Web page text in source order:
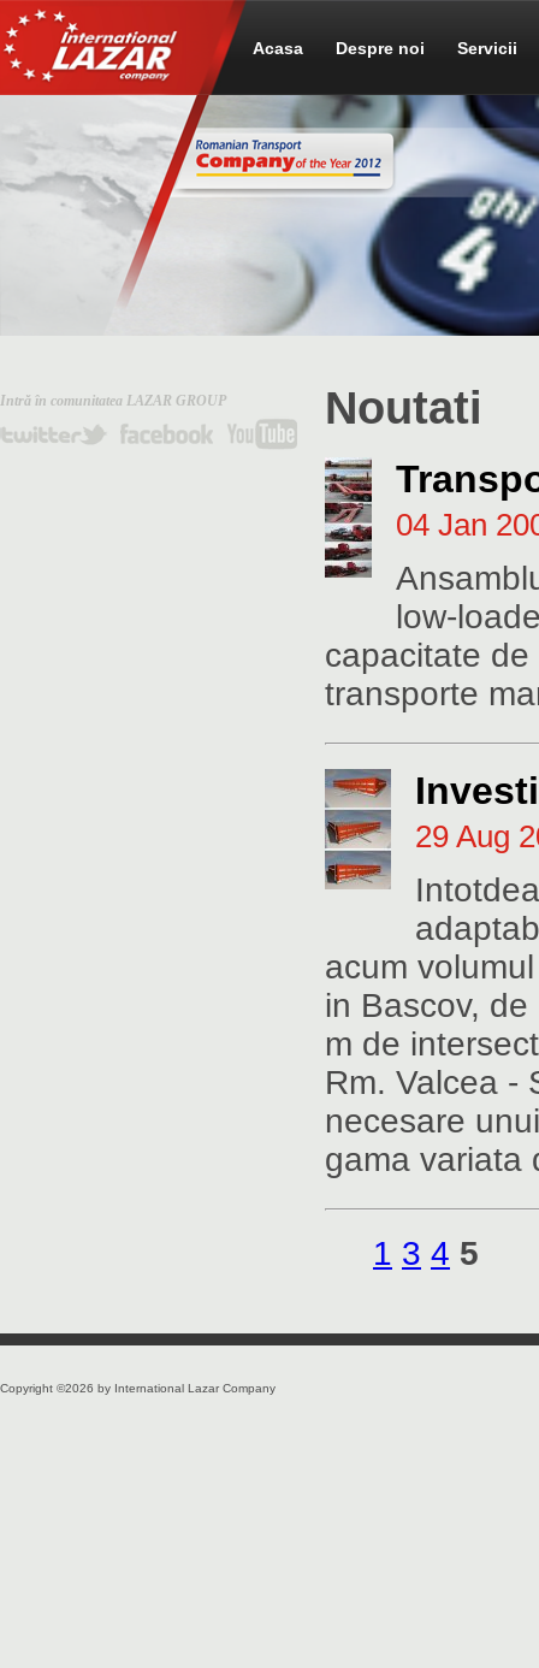
Acasa Despre noi Servicii
Intră în comunitatea LAZAR GROUP Noutati
04 Jan
low-
capacitate
transporte
29 Aug
acum
in Bascov,
m de
Rm. Valcea -
necesare
gama variata
1 3 4 5
Copyright ©2026 by International Lazar Company